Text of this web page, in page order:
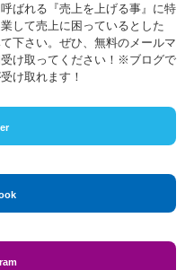
ばれる『売上を上げる事』に特
して売上に困っているとした
下さい。ぜひ、無料のメールマ
け取ってください！※ブログで
け取れます！